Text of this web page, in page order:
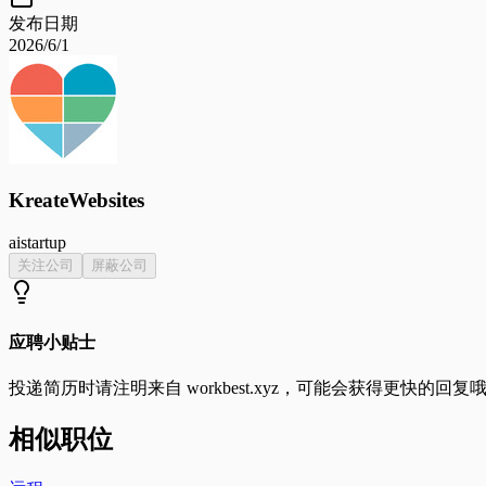
发布日期
2026/6/1
KreateWebsites
aistartup
关注公司 屏蔽公司
应聘小贴士
投递简历时请注明来自 workbest.xyz ，可能会获得更快的回复
相似职位